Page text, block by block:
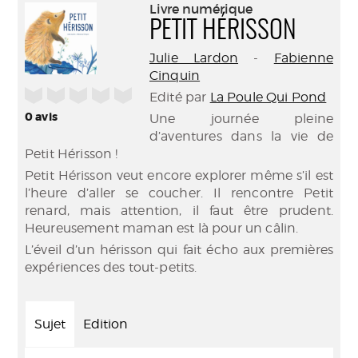
0avis
Livre numérique
PETIT HÉRISSON
Julie Lardon - Fabienne
Cinquin
Edité par La Poule Qui Pond
Une journée pleine
d’aventures dans la vie de
Petit Hérisson !
Petit Hérisson veut encore explorer même s’il est
l’heure d’aller se coucher. Il rencontre Petit
renard, mais attention, il faut être prudent.
Heureusement maman est là pour un câlin.
L’éveil d’un hérisson qui fait écho aux premières
expériences des tout-petits.
Sujet Edition